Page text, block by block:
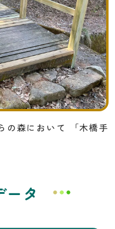
の森において
「木橋手
ータ